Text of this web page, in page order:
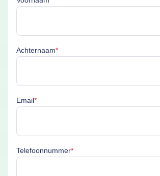
Achternaam*Achternaam is verplicht
Email*Email is verplicht
Telefoonnummer*Telefoonnummer is verplicht